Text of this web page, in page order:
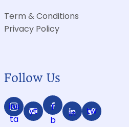
Term & Conditions
Privacy Policy
Follow Us
ins
ta
yt
f
b
in tw